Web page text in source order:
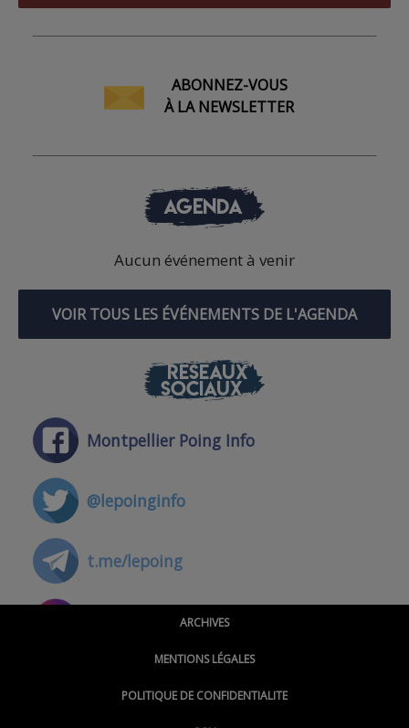
ABONNEZ-VOUS
À LA NEWSLETTER
AGENDA
Aucun événement à venir
VOIR TOUS LES ÉVÉNEMENTS DE L'AGENDA
RÉSEAUX
SOCIAUX
Montpellier Poing Info
@lepoinginfo
t.me/lepoing
@montpellierpoinginfo
ARCHIVES
MENTIONS LÉGALES
POLITIQUE DE CONFIDENTIALITE